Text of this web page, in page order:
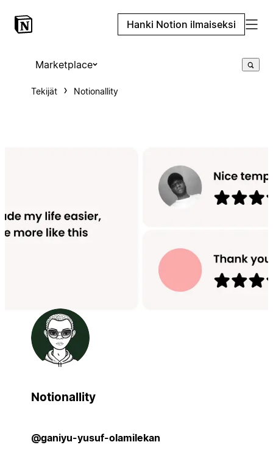
Hanki Notion ilmaiseksi
Marketplace
Tekijät Notionallity
Notionallity
@ganiyu-yusuf-olamilekan